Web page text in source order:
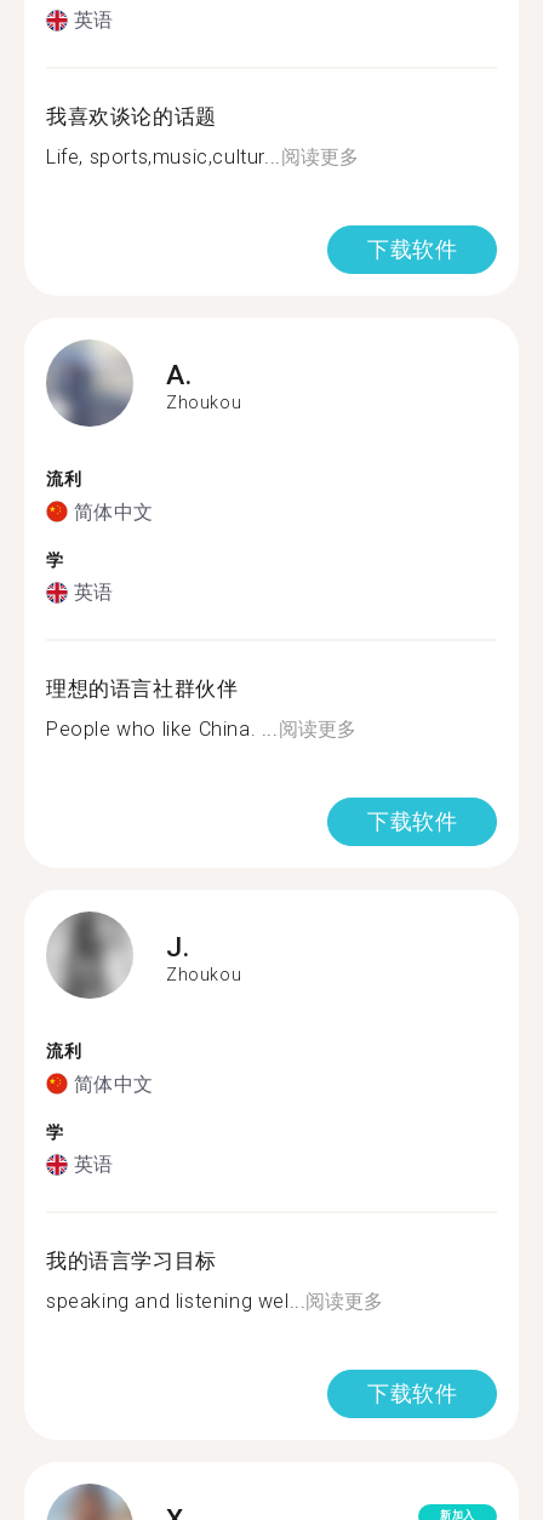
英语
我喜欢谈论的话题
Life, sports,music,cultur...阅读更多
下载软件
A.
Zhoukou
流利
简体中文
学
英语
理想的语言社群伙伴
People who like China. ...阅读更多
下载软件
J.
Zhoukou
流利
简体中文
学
英语
我的语言学习目标
speaking and listening wel...阅读更多
下载软件
新加入